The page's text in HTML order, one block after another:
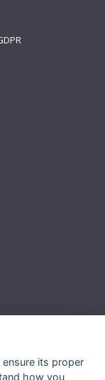
its proper
how you